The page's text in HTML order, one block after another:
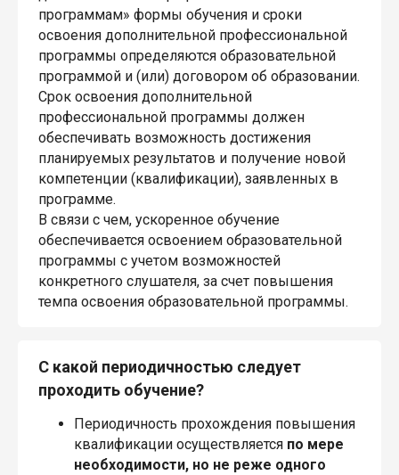
программам» формы обучения и сроки
освоения дополнительной профессиональной
программы определяются образовательной
программой и (или) договором об образовании.
Срок освоения дополнительной
профессиональной программы должен
обеспечивать возможность достижения
планируемых результатов и получение новой
компетенции (квалификации), заявленных в
программе.
В связи с чем, ускоренное обучение
обеспечивается освоением образовательной
программы с учетом возможностей
конкретного слушателя, за счет повышения
темпа освоения образовательной программы.
С какой периодичностью следует
проходить обучение?
Периодичность прохождения повышения
квалификации осуществляется по мере
необходимости, но не реже одного